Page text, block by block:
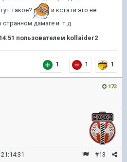
такое?
и кстати это не
странном дамаге и т.д.
пользователем kollaider2
1 1 1
173
#13